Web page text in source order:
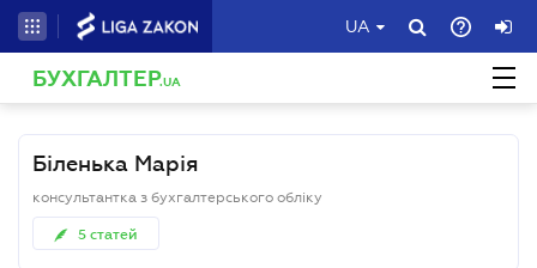
UA
БУХГАЛТЕР.UA
Біленька Марія
консультантка з бухгалтерського обліку
5 статей